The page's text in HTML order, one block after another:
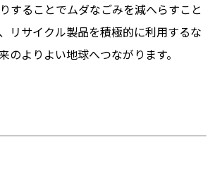
することでムダなごみを減へらすこと
リサイクル製品を積極的に利用するな
よりよい地球へつながります。